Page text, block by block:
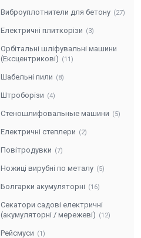
Виброуплотнители для бетону 27
Електричні плиткорізи 3
Орбітальні шліфувальні машини
(Ексцентрикові)
11
Шабельні пили 8
Штроборізи 4
Стеношлифовальные машини 5
Електричні степлери 2
Повітродувки 7
Ножиці вирубні по металу 5
Болгарки акумуляторні 16
Секатори садові електричні
(акумуляторні / мережеві)
12
Рейсмуси 1